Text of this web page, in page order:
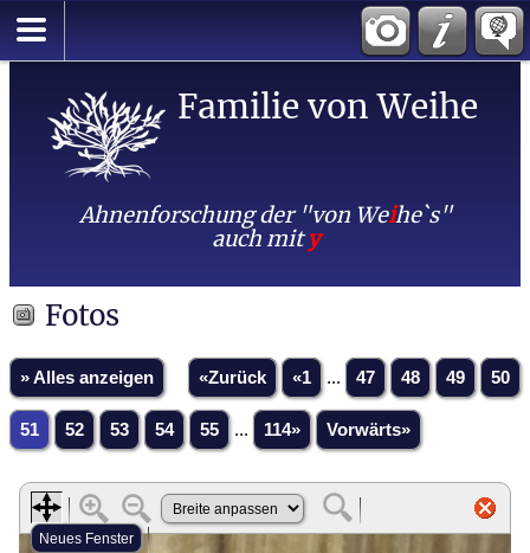
Familie von Weihe
Ahnenforschung der "von Weihe`s"
auch mity
Fotos
» Alles anzeigen «Zurück «1 ... 47 48 49 50
51 52 53 54 55 ... 114» Vorwärts»